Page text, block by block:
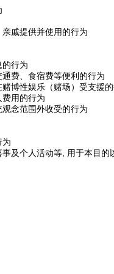
戚提供并使用的行为
的行为
费、食宿费等便利的行为
博性娱乐（赌场）受支援
用的行为
念范围外收受的行为
为
及个人活动等, 用于本目的